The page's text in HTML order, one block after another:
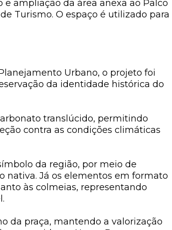
ampliação da área anexa ao Palco
Turismo. O espaço é utilizado para
Urbano, o projeto foi
da identidade histórica do
translúcido, permitindo
contra as condições climáticas
da região, por meio de
nativa. Já os elementos em formato
às colmeias, representando
da praça, mantendo a valorização